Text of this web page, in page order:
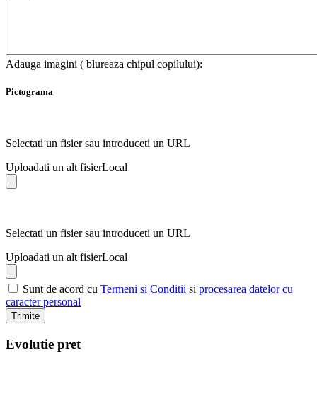
Adauga imagini ( blureaza chipul copilului):
Pictograma
Selectati un fisier sau introduceti un URL
Uploadati un alt fisierLocal
Selectati un fisier sau introduceti un URL
Uploadati un alt fisierLocal
Sunt de acord cu Termeni si Conditii si procesarea datelor cu
caracter personal
Trimite
Evolutie pret